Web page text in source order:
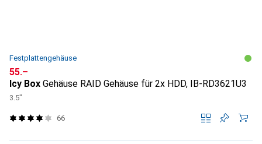
Festplattengehäuse
CHF
55.–
Icy Box Gehäuse RAID Gehäuse für 2x HDD, IB-RD3621U3
3.5"
66